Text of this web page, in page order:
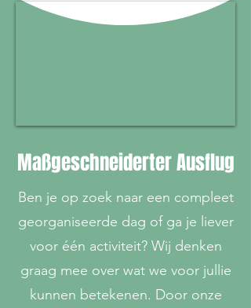
Maßgeschneiderter Ausflug
Ben je op zoek naar een compleet
georganiseerde dag of ga je liever
voor één activiteit? Wij denken
graag mee over wat we voor jullie
kunnen betekenen. Door onze